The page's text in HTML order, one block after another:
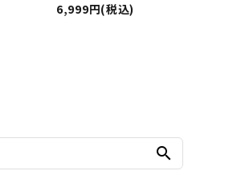
6,999円(税込)
search